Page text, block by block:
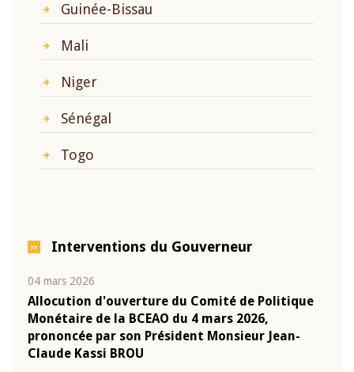
Guinée-Bissau
Mali
Niger
Sénégal
Togo
Interventions du Gouverneur
04 mars 2026
Allocution d'ouverture du Comité de Politique
Monétaire de la BCEAO du 4 mars 2026,
prononcée par son Président Monsieur Jean-
Claude Kassi BROU